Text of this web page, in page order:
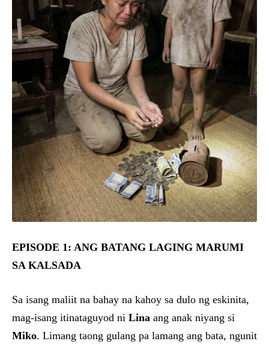
EPISODE 1: ANG BATANG LAGING MARUMI
SA KALSADA
Sa isang maliit na bahay na kahoy sa dulo ng eskinita,
mag-isang itinataguyod ni Lina ang anak niyang si
Miko. Limang taong gulang pa lamang ang bata, ngunit